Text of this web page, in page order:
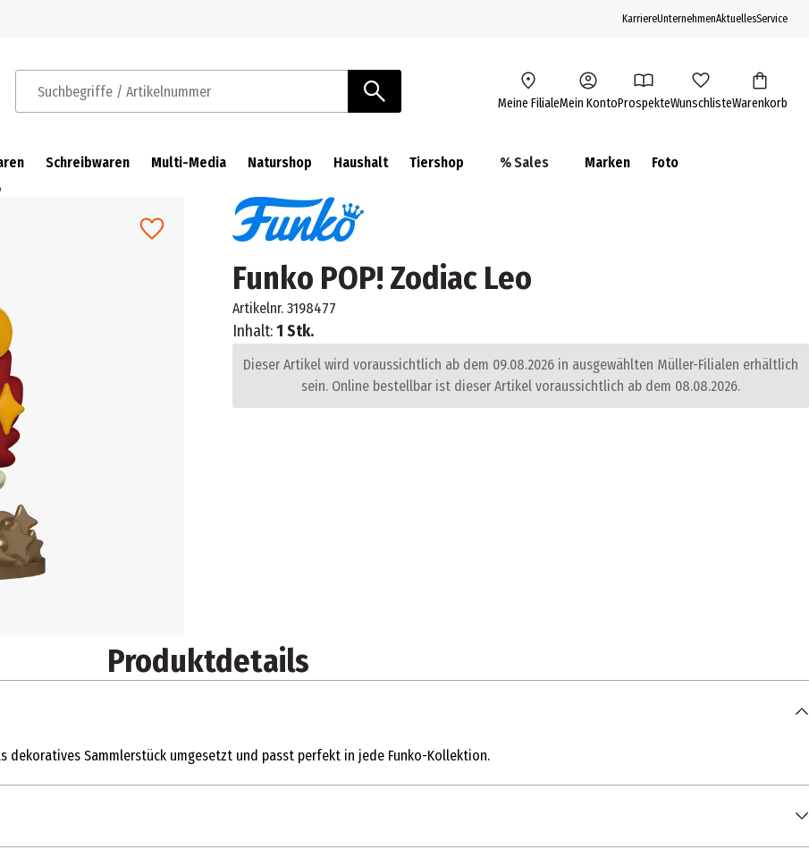
KarriereUnternehmenAktuellesService
Suchbegriffe / Artikelnummer Meine FilialeMein KontoProspekteWunschlisteWarenkorb
Schreibwaren Multi-Media Naturshop Haushalt Tiershop % Sales Marken Foto
Funko POP! Zodiac Leo
Artikelnr. 3198477
Inhalt:1 Stk.
Dieser Artikel wird voraussichtlich ab dem 09.08.2026 in ausgewählten Müller-Filialen erhältlich
sein. Online bestellbar ist dieser Artikel voraussichtlich ab dem 08.08.2026.
Produktdetails
dekoratives Sammlerstück umgesetzt und passt perfekt in jede Funko-Kollektion.